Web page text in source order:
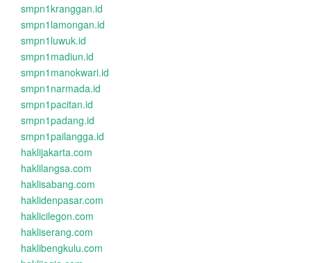
smpn1kranggan.id
smpn1lamongan.id
smpn1luwuk.id
smpn1madiun.id
smpn1manokwari.id
smpn1narmada.id
smpn1pacitan.id
smpn1padang.id
smpn1pailangga.id
haklijakarta.com
haklilangsa.com
haklisabang.com
haklidenpasar.com
haklicilegon.com
hakliserang.com
haklibengkulu.com